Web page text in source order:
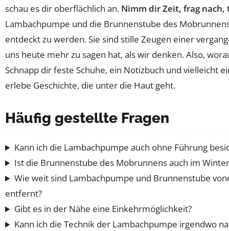
schau es dir oberflächlich an. Nimm dir Zeit, frag nach,
Lambachpumpe und die Brunnenstube des
entdeckt zu werden. Sie sind stille Zeugen einer
uns heute mehr zu sagen hat, als wir denken. Also,
Schnapp dir feste Schuhe, ein Notizbuch und vielleicht
erlebe Geschichte, die unter die Haut geht.
Häufig gestellte Fragen
Kann ich die Lambachpumpe auch ohne Führung
Ist die Brunnenstube des Mobrunnens auch im
Wie weit sind Lambachpumpe und Brunnenstube
entfernt?
Gibt es in der Nähe eine Einkehrmöglichkeit?
Kann ich die Technik der Lambachpumpe irgendwo